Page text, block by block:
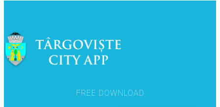
FREE DOWNLOAD